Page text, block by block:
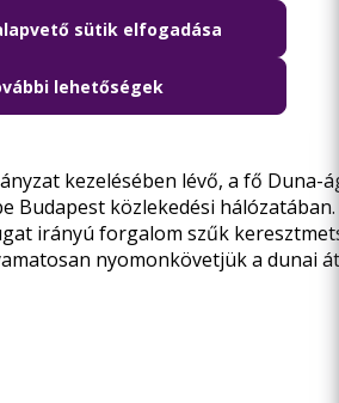
kezelésében lévő, a fő
Budapest közlekedési
irányú forgalom szűk
nyomonkövetjük a dunai
sütik elfogadása
lehetőségek